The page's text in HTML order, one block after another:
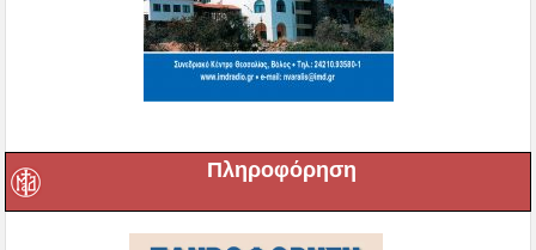
Πληροφόρηση